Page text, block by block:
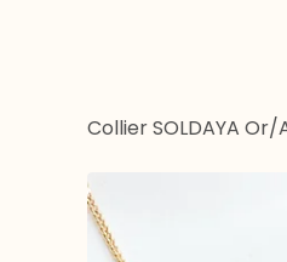
Collier SOLDAYA